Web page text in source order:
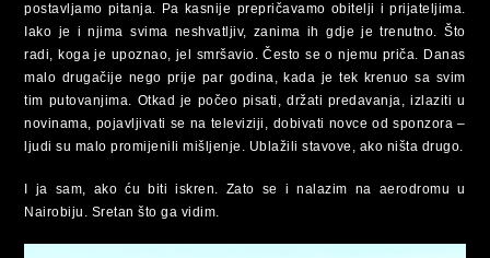
postavljamo pitanja. Pa kasnije prepričavamo obitelji i prijateljima.
Iako je i njima svima neshvatljiv, zanima ih gdje je trenutno. Što
radi, koga je upoznao, jel smršavio. Često se o njemu priča. Danas
malo drugačije nego prije par godina, kada je tek krenuo sa svim
tim putovanjima. Otkad je počeo pisati, držati predavanja, izlaziti u
novinama, pojavljivati se na televiziji, dobivati novce od sponzora –
ljudi su malo promijenili mišljenje. Ublažili stavove, ako ništa drugo.
I ja sam, ako ću biti iskren. Zato se i nalazim na aerodromu u
Nairobiju. Sretan što ga vidim.